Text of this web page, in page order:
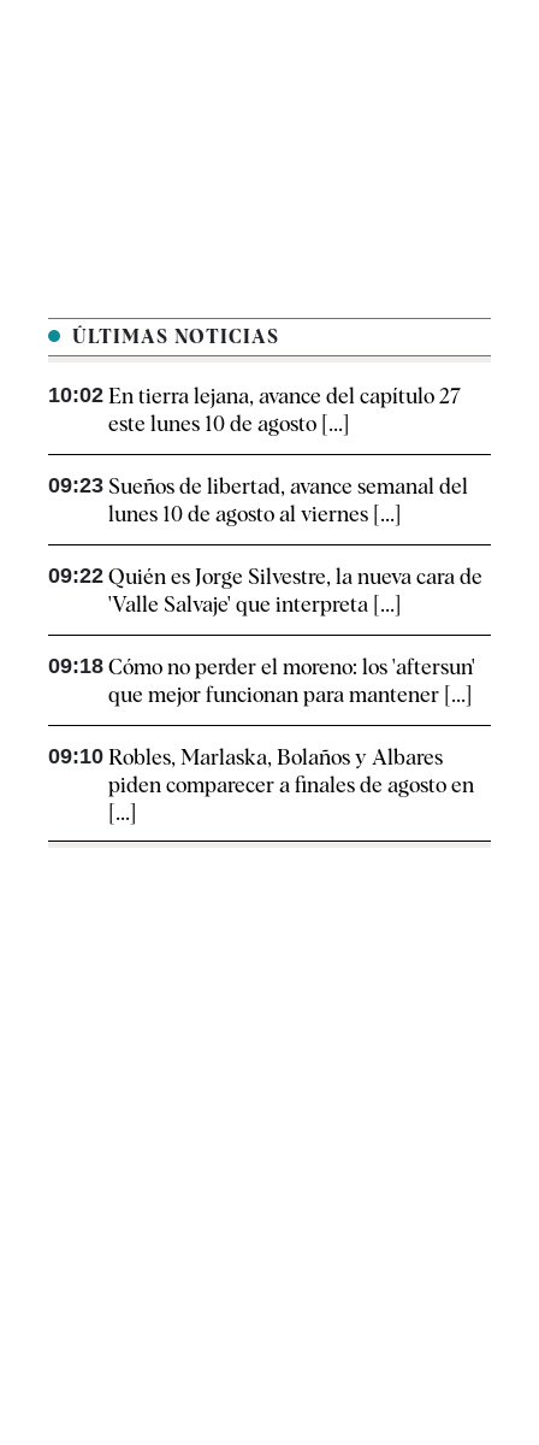
ÚLTIMAS NOTICIAS
10:02 En tierra lejana, avance del capítulo 27
este lunes 10 de agosto [...]
09:23 Sueños de libertad, avance semanal del
lunes 10 de agosto al viernes [...]
09:22 Quién es Jorge Silvestre, la nueva cara de
'Valle Salvaje' que interpreta [...]
09:18 Cómo no perder el moreno: los 'aftersun'
que mejor funcionan para mantener [...]
09:10 Robles, Marlaska, Bolaños y Albares
piden comparecer a finales de agosto en
[...]